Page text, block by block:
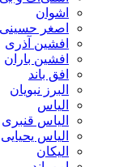
اشوان
اصغر حسینی
افشین آذری
افشین باران
افق باند
البرز نبویان
الیاس
الیاس قنبرى
الیاس یحیایی
الیکان